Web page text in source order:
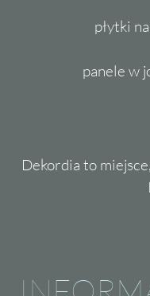
płytki
panele w
Dekordia to